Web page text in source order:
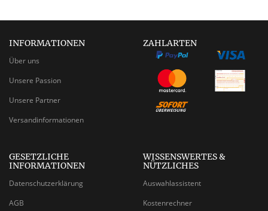
INFORMATIONEN
Über uns
Unsere Passion
Unsere Partner
Versandinformationen
ZAHLARTEN
GESETZLICHE
INFORMATIONEN
Datenschutzerklärung
AGB
WISSENSWERTES &
NÜTZLICHES
Auswahlassistent
Kostenrechner